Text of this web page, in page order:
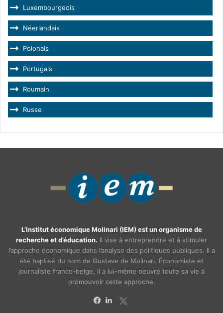
Luxembourgeois
Néerlandais
Polonais
Portugais
Roumain
Russe
L’Institut économique Molinari (IEM) est un organisme de
recherche et d’éducation. Il vise à entreprendre et à stimuler
l’approche économique dans l’analyse des politiques publiques. Il a
été baptisé du nom de Gustave de Molinari. Économiste et
journaliste franco-belge, il a lui-même oeuvré toute sa vie à
promouvoir cette approche.